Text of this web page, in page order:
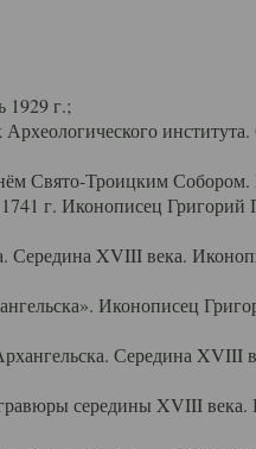
1929 г.;
института.
Свято-Троицким Собором.
г. Иконописец Григорий
XVIII века.
Иконописец
Середина XVIII
середины XVIII века.